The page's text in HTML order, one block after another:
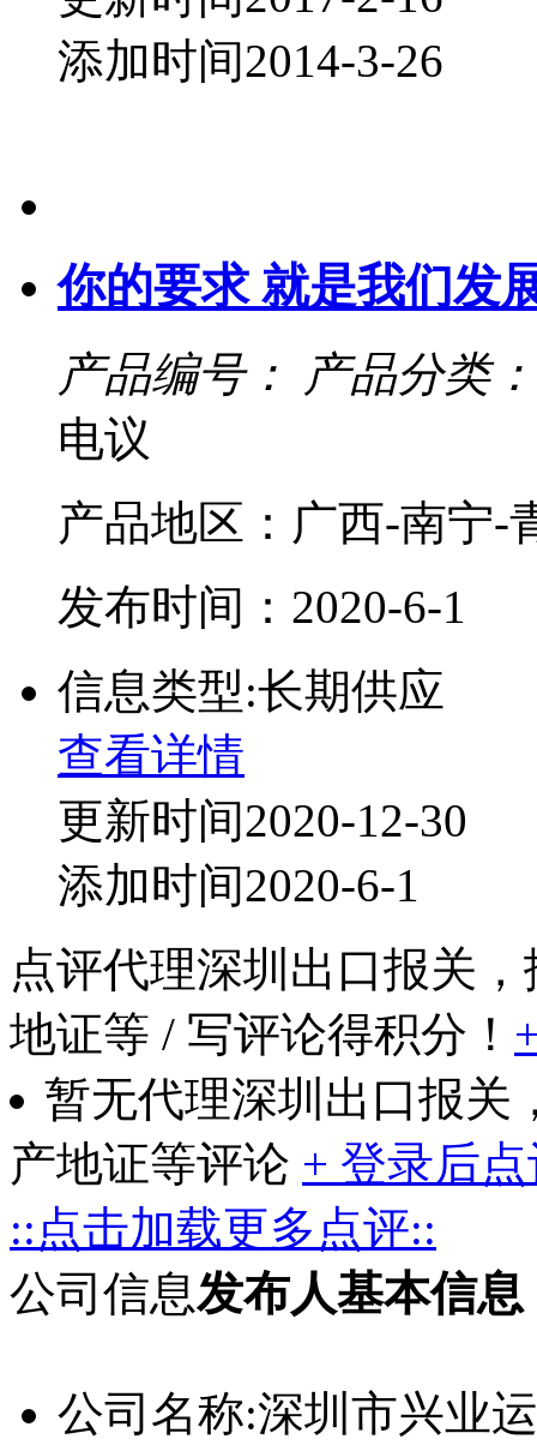
添加时间2014-3-26
你的要求 就是我们发
产品编号：
产品分类
电议
产品地区：广西-南宁-
发布时间：2020-6-1
信息类型:长期供应
查看详情
更新时间2020-12-30
添加时间2020-6-1
点评代理深圳出口报关
地证等 / 写评论得积分！
暂无代理深圳出口报关
产地证等评论 + 登录后
::点击加载更多点评::
公司信息发布人基本信息
公司名称:深圳市兴业